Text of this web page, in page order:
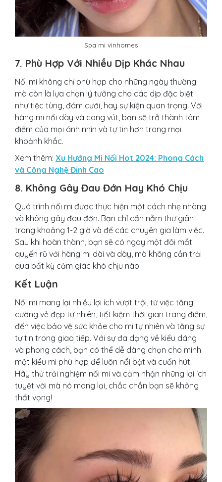
Spa mi vinhomes
7. Phù Hợp Với Nhiều Dịp Khác Nhau
Nối mi không chỉ phù hợp cho những ngày thường
mà còn là lựa chọn lý tưởng cho các dịp đặc biệt
như tiệc tùng, đám cưới, hay sự kiện quan trọng. Với
hàng mi nối dày và cong vút, bạn sẽ trở thành tâm
điểm của mọi ánh nhìn và tự tin hơn trong mọi
khoảnh khắc.
Xem thêm: Xu Hướng Mi Nối Hot 2024: Phong Cách
và Công Nghệ Đỉnh Cao
8. Không Gây Đau Đớn Hay Khó Chịu
Quá trình nối mi được thực hiện một cách nhẹ nhàng
và không gây đau đớn. Bạn chỉ cần nằm thư giãn
trong khoảng 1-2 giờ và để các chuyên gia làm việc.
Sau khi hoàn thành, bạn sẽ có ngay một đôi mắt
quyến rũ với hàng mi dài và dày, mà không cần trải
qua bất kỳ cảm giác khó chịu nào.
Kết Luận
Nối mi mang lại nhiều lợi ích vượt trội, từ việc tăng
cường vẻ đẹp tự nhiên, tiết kiệm thời gian trang điểm,
đến việc bảo vệ sức khỏe cho mi tự nhiên và tăng sự
tự tin trong giao tiếp. Với sự đa dạng về kiểu dáng
và phong cách, bạn có thể dễ dàng chọn cho mình
một kiểu mi phù hợp để luôn nổi bật và cuốn hút.
Hãy thử trải nghiệm nối mi và cảm nhận những lợi ích
tuyệt vời mà nó mang lại, chắc chắn bạn sẽ không
thất vọng!